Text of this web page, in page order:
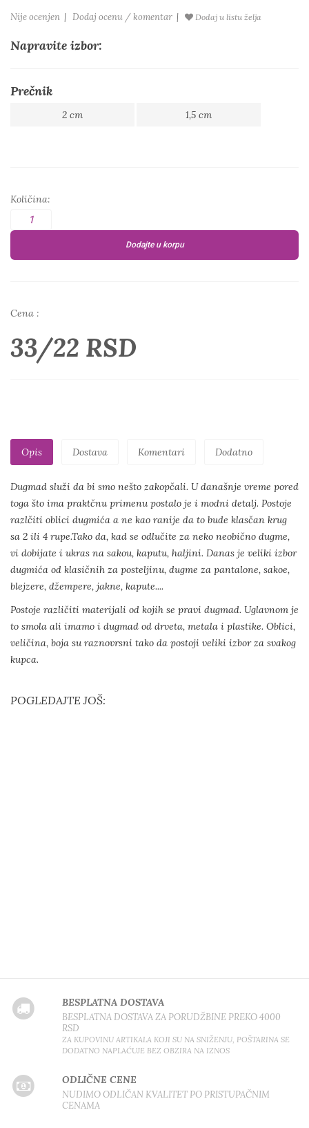
Nije ocenjen | Dodaj ocenu / komentar | Dodaj u listu želja
Napravite izbor:
Prečnik
2 cm 1,5 cm
Količina:
Dodajte u korpu
Cena :
33/22 RSD
Opis Dostava Komentari Dodatno
Dugmad služi da bi smo nešto zakopčali. U današnje vreme pored
toga što ima praktčnu primenu postalo je i modni detalj. Postoje
razlčiti oblici dugmića a ne kao ranije da to bude klasčan krug
sa 2 ili 4 rupe.Tako da, kad se odlučite za neko neobično dugme,
vi dobijate i ukras na sakou, kaputu, haljini. Danas je veliki izbor
dugmića od klasičnih za posteljinu, dugme za pantalone, sakoe,
blejzere, džempere, jakne, kapute....
Postoje različiti materijali od kojih se pravi dugmad. Uglavnom je
to smola ali imamo i dugmad od drveta, metala i plastike. Oblici,
veličina, boja su raznovrsni tako da postoji veliki izbor za svakog
kupca.
POGLEDAJTE JOŠ:
BESPLATNA DOSTAVA
BESPLATNA DOSTAVA ZA PORUDŽBINE PREKO 4000
RSD
ZA KUPOVINU ARTIKALA KOJI SU NA SNIŽENJU, POŠTARINA SE
DODATNO NAPLAĆUJE BEZ OBZIRA NA IZNOS
ODLIČNE CENE
NUDIMO ODLIČAN KVALITET PO PRISTUPAČNIM
CENAMA